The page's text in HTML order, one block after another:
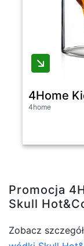
4Home
4home
Promocja
Skull
Zobacz